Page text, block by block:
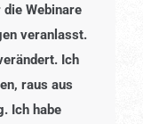
die Webinare
veranlasst.
Ich
raus aus
Ich habe